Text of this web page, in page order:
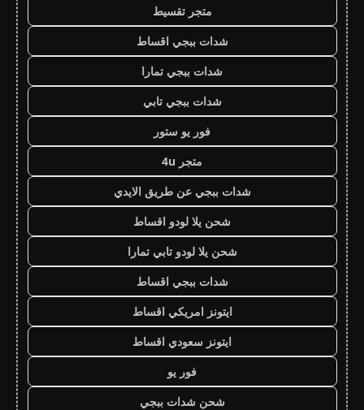
متجر تقسيط
شدات ببجي اقساط
شدات ببجي تمارا
شدات ببجي تابي
فور يو ستور
متجر 4u
شدات ببجي عن طريق الايدي
شحن يلا لودو اقساط
شحن يلا لودو تابي تمارا
شدات ببجي اقساط
ايتونز امريكي اقساط
ايتونز سعودي اقساط
فور يو
شحن شدات ببجي